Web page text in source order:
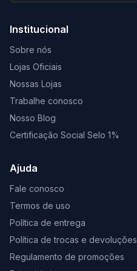
Institucional
Sobre nós
Lojas Oficiais
Nossas Lojas
Trabalhe conosco
Nosso Blog
Certificação Social Selo 1%
Ajuda
Fale conosco
Termos de uso
Política de entrega
Política de trocas e devoluções
Regulamento de promoções